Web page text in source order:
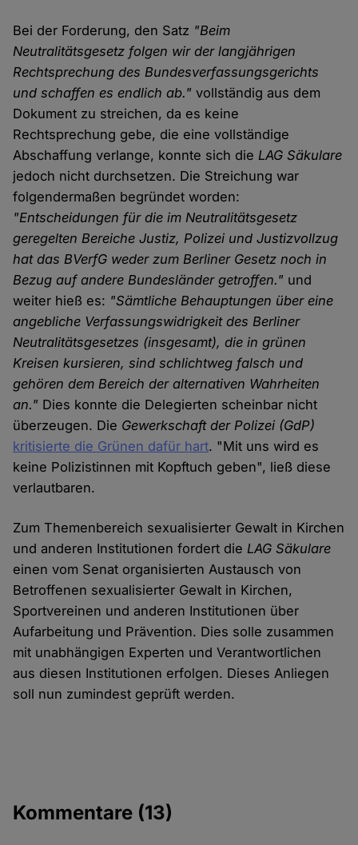
Bei der Forderung, den Satz "Beim
Neutralitätsgesetz folgen wir der langjährigen
Rechtsprechung des Bundesverfassungsgerichts
und schaffen es endlich ab." vollständig aus dem
Dokument zu streichen, da es keine
Rechtsprechung gebe, die eine vollständige
Abschaffung verlange, konnte sich die LAG Säkulare
jedoch nicht durchsetzen. Die Streichung war
folgendermaßen begründet worden:
"Entscheidungen für die im Neutralitätsgesetz
geregelten Bereiche Justiz, Polizei und Justizvollzug
hat das BVerfG weder zum Berliner Gesetz noch in
Bezug auf andere Bundesländer getroffen." und
weiter hieß es: "Sämtliche Behauptungen über eine
angebliche Verfassungswidrigkeit des Berliner
Neutralitätsgesetzes (insgesamt), die in grünen
Kreisen kursieren, sind schlichtweg falsch und
gehören dem Bereich der alternativen Wahrheiten
an." Dies konnte die Delegierten scheinbar nicht
überzeugen. Die Gewerkschaft der Polizei (GdP)
kritisierte die Grünen dafür hart. "Mit uns wird es
keine Polizistinnen mit Kopftuch geben", ließ diese
verlautbaren.
Zum Themenbereich sexualisierter Gewalt in Kirchen
und anderen Institutionen fordert die LAG Säkulare
einen vom Senat organisierten Austausch von
Betroffenen sexualisierter Gewalt in Kirchen,
Sportvereinen und anderen Institutionen über
Aufarbeitung und Prävention. Dies solle zusammen
mit unabhängigen Experten und Verantwortlichen
aus diesen Institutionen erfolgen. Dieses Anliegen
soll nun zumindest geprüft werden.
Kommentare (13)